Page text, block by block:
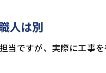
人は別
当ですが、実際に工事